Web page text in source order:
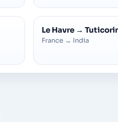
Le Havre →
France → India